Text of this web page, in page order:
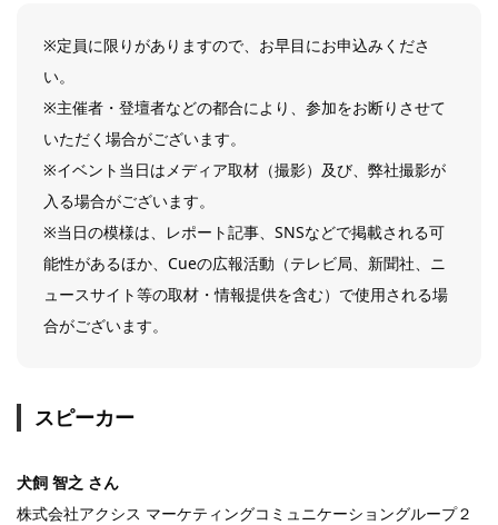
※定員に限りがありますので、お早目にお申込みくださ
い。
※主催者・登壇者などの都合により、参加をお断りさせて
いただく場合がございます。
※イベント当日はメディア取材（撮影）及び、弊社撮影が
入る場合がございます。
※当日の模様は、レポート記事、SNSなどで掲載される可
能性があるほか、Cueの広報活動（テレビ局、新聞社、ニ
ュースサイト等の取材・情報提供を含む）で使用される場
合がございます。
スピーカー
犬飼 智之 さん
株式会社アクシス マーケティングコミュニケーショングループ２